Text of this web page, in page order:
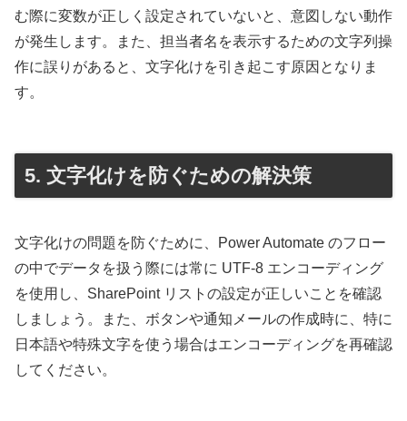
む際に変数が正しく設定されていないと、意図しない動作
が発生します。また、担当者名を表示するための文字列操
作に誤りがあると、文字化けを引き起こす原因となりま
す。
5. 文字化けを防ぐための解決策
文字化けの問題を防ぐために、Power Automate のフロー
の中でデータを扱う際には常に UTF-8 エンコーディング
を使用し、SharePoint リストの設定が正しいことを確認
しましょう。また、ボタンや通知メールの作成時に、特に
日本語や特殊文字を使う場合はエンコーディングを再確認
してください。